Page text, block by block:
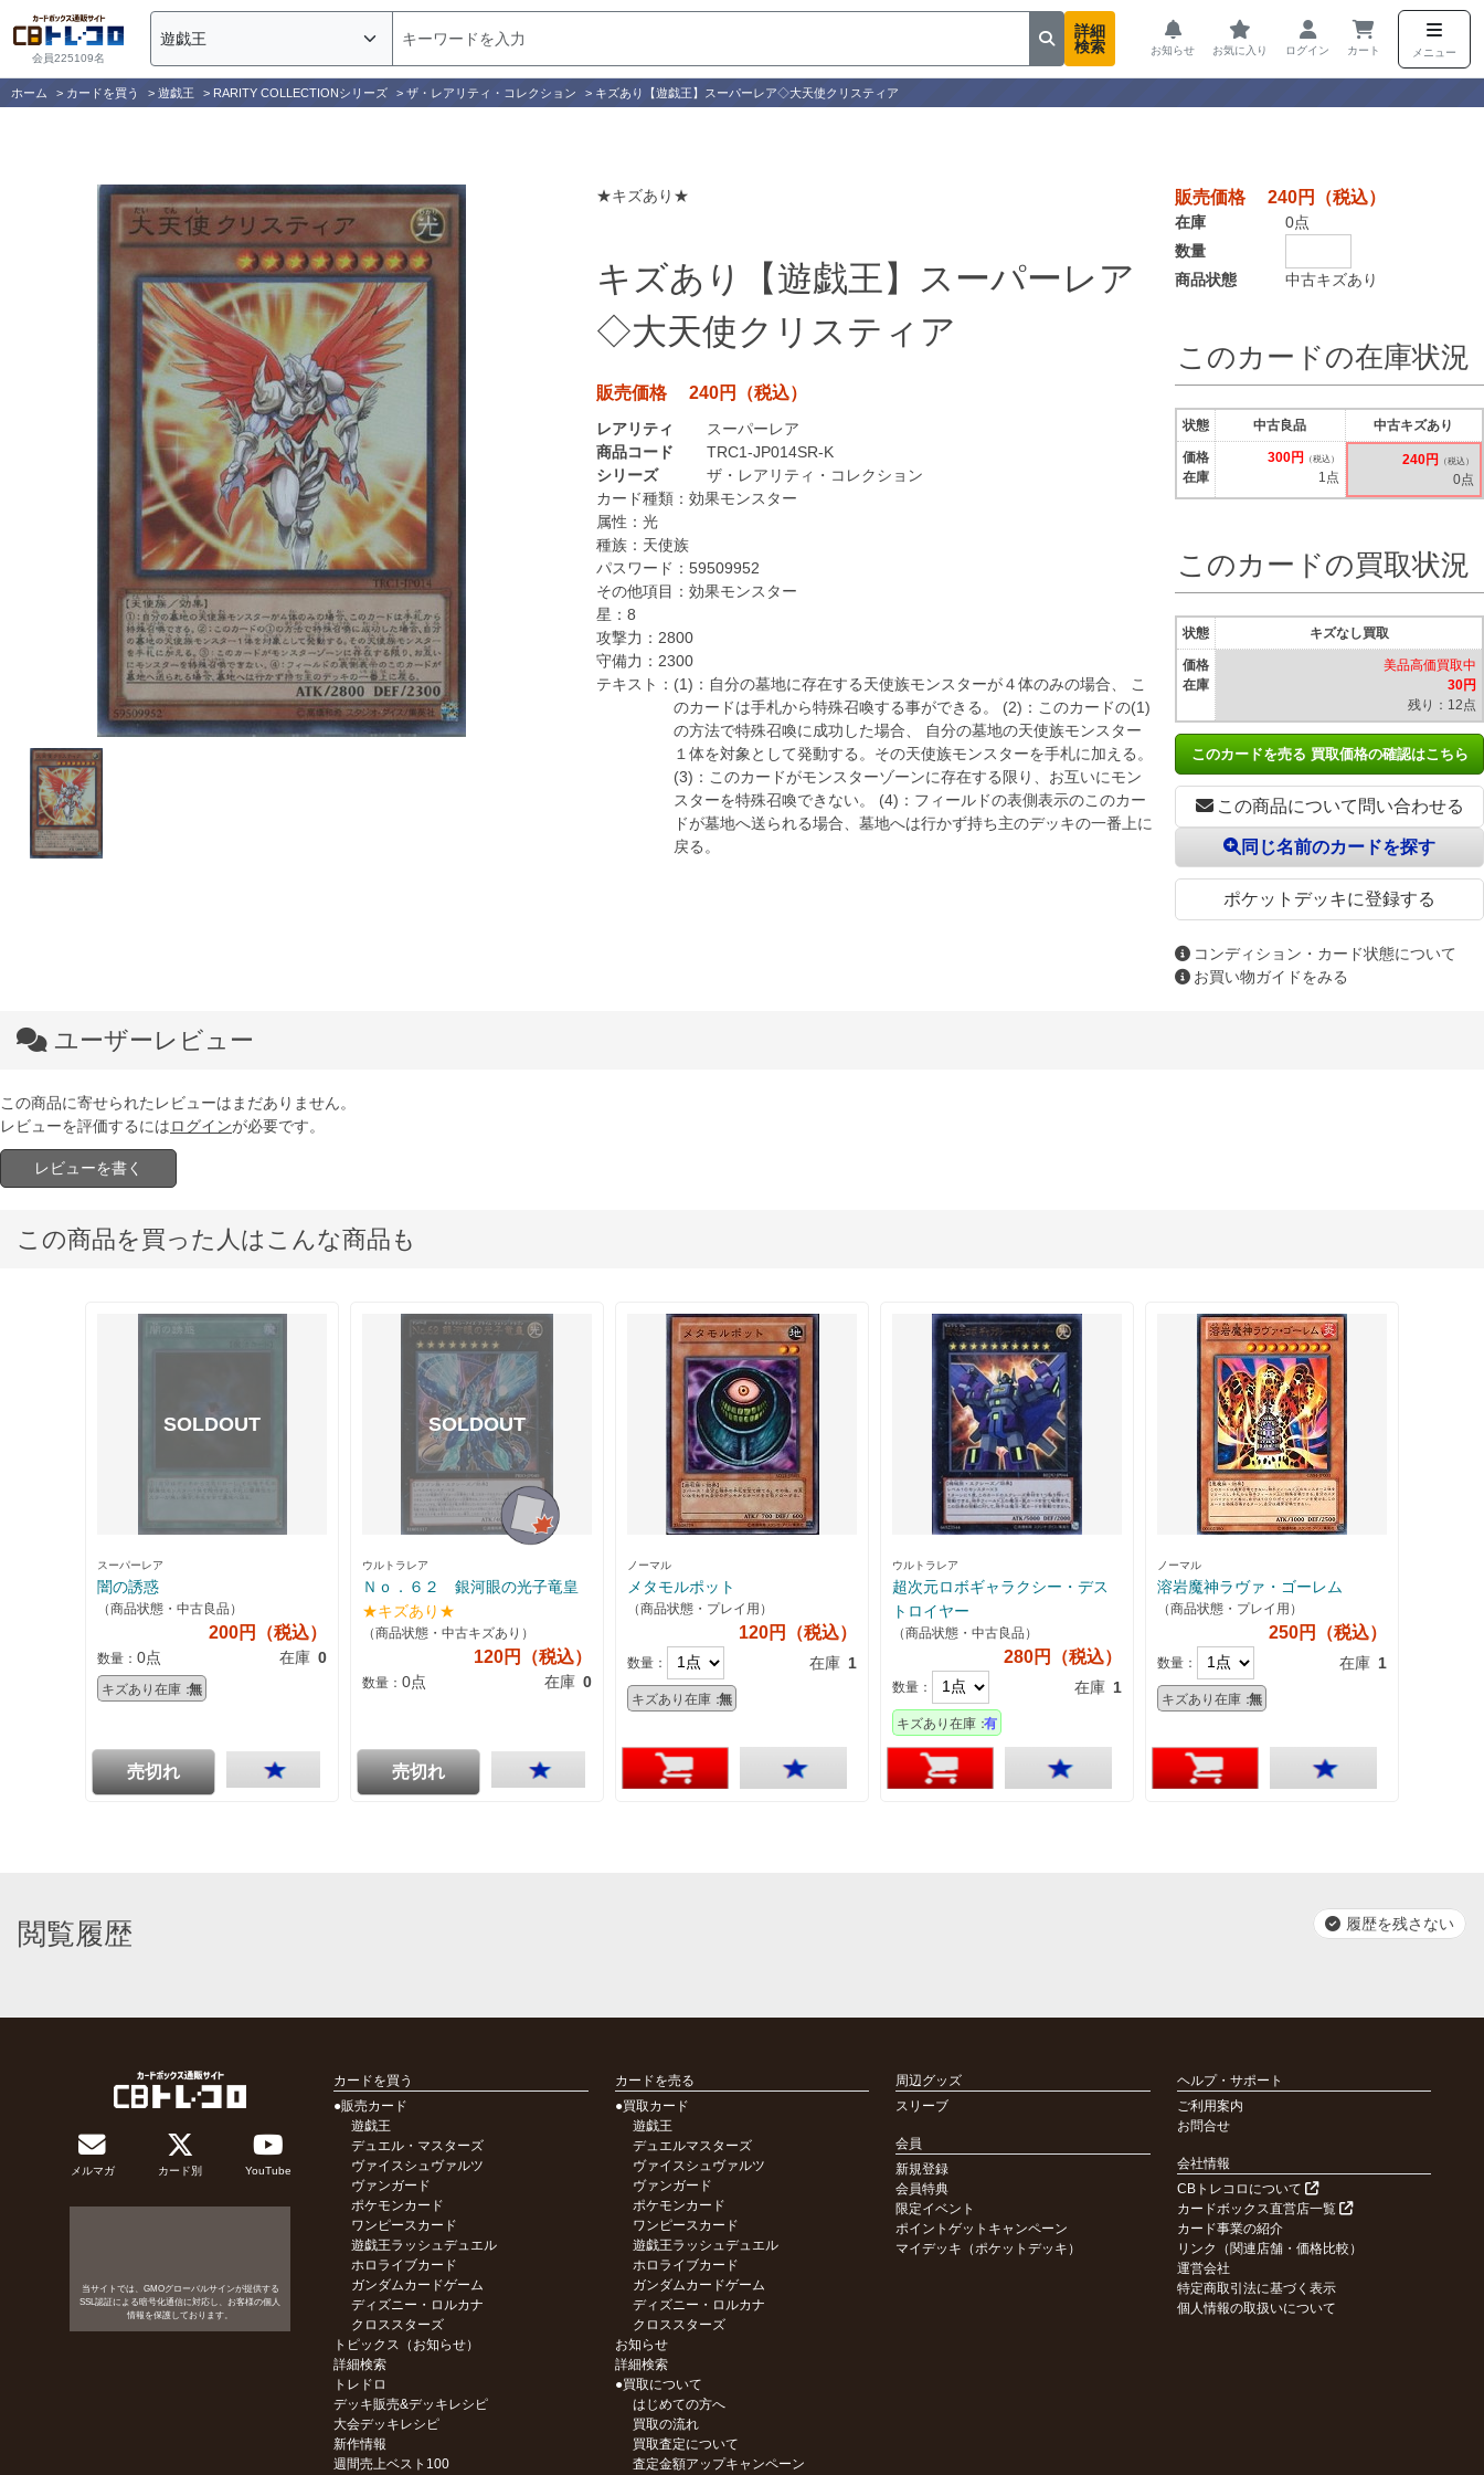
会員225109名
詳細
検索
お知らせ お気に入り ログイン カート メニュー
ホーム > カードを買う > 遊戯王 > RARITY COLLECTIONシリーズ > ザ・レアリティ・コレクション > キズあり【遊戯王】スーパーレア◇大天使クリスティア
★キズあり★
キズあり【遊戯王】スーパーレア
◇大天使クリスティア
販売価格 240円（税込）
レアリティ
スーパーレア
商品コード
TRC1-JP014SR-K
シリーズ
ザ・レアリティ・コレクション
カード種類： 効果モンスター
属性： 光
種族： 天使族
パスワード： 59509952
その他項目： 効果モンスター
星： 8
攻撃力： 2800
守備力： 2300
テキスト： (1)：自分の墓地に存在する天使族モンスターが４体のみの場合、 こ
のカードは手札から特殊召喚する事ができる。 (2)：このカードの(1)
の方法で特殊召喚に成功した場合、 自分の墓地の天使族モンスター
１体を対象として発動する。その天使族モンスターを手札に加える。
(3)：このカードがモンスターゾーンに存在する限り、お互いにモン
スターを特殊召喚できない。 (4)：フィールドの表側表示のこのカー
ドが墓地へ送られる場合、墓地へは行かず持ち主のデッキの一番上に
戻る。
販売価格 240円（税込）
商品状態 中古キズあり
在庫
0点
数量
この商品について問い合わせる
ポケットデッキに登録する
同じ名前のカードを探す
コンディション・カード状態について
お買い物ガイドをみる
このカードの在庫状況
状態
価格
在庫
中古良品
300円 （税込）
1点
中古キズあり
240円 （税込）
0点
このカードの買取状況
状態
価格
在庫
キズなし買取
美品高価買取中
30円
残り：12点
このカードを売る 買取価格の確認はこちら
ユーザーレビュー
この商品に寄せられたレビューはまだありません。
レビューを評価するにはログインが必要です。
レビューを書く
この商品を買った人はこんな商品も
スーパーレア
闇の誘惑
（商品状態・中古良品）
200円（税込）
数量： 0点 在庫 0
キズあり在庫：無
売切れ
ウルトラレア
Ｎｏ．６２ 銀河眼の光子竜皇
★キズあり★
（商品状態・中古キズあり）
120円（税込）
数量： 0点 在庫 0
売切れ
ノーマル
メタモルポット
（商品状態・プレイ用）
120円（税込）
数量： 在庫 1
キズあり在庫：無
ウルトラレア
超次元ロボギャラクシー・デス
トロイヤー
（商品状態・中古良品）
280円（税込）
数量： 在庫 1
キズあり在庫：有
ノーマル
溶岩魔神ラヴァ・ゴーレム
（商品状態・プレイ用）
250円（税込）
数量： 在庫 1
キズあり在庫：無
閲覧履歴 履歴を残さない
メルマガ カード別 YouTube
当サイトでは、GMOグローバルサインが提供する
SSL認証による暗号化通信に対応し、お客様の個人
情報を保護しております。
カードを買う
●販売カード
遊戯王
デュエル・マスターズ
ヴァイスシュヴァルツ
ヴァンガード
ポケモンカード
ワンピースカード
遊戯王ラッシュデュエル
ホロライブカード
ガンダムカードゲーム
ディズニー・ロルカナ
クロススターズ
トピックス（お知らせ）
詳細検索
トレドロ
デッキ販売&デッキレシピ
大会デッキレシピ
新作情報
週間売上ベスト100
カードを売る
●買取カード
遊戯王
デュエルマスターズ
ヴァイスシュヴァルツ
ヴァンガード
ポケモンカード
ワンピースカード
遊戯王ラッシュデュエル
ホロライブカード
ガンダムカードゲーム
ディズニー・ロルカナ
クロススターズ
お知らせ
詳細検索
●買取について
はじめての方へ
買取の流れ
買取査定について
査定金額アップキャンペーン
周辺グッズ
スリーブ
会員
新規登録
会員特典
限定イベント
ポイントゲットキャンペーン
マイデッキ（ポケットデッキ）
ヘルプ・サポート
ご利用案内
お問合せ
会社情報
CBトレコロについて
カードボックス直営店一覧
カード事業の紹介
リンク（関連店舗・価格比較）
運営会社
特定商取引法に基づく表示
個人情報の取扱いについて